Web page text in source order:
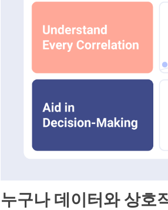
누구나 데이터와 상호